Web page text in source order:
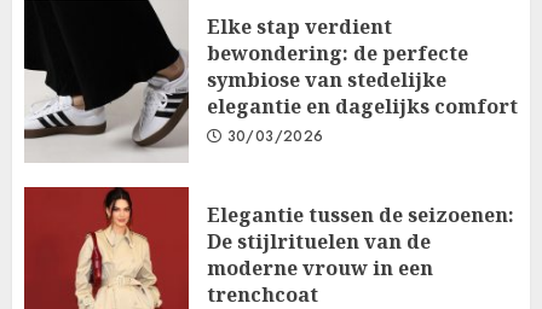
Elke stap verdient
bewondering: de perfecte
symbiose van stedelijke
elegantie en dagelijks comfort
30/03/2026
Elegantie tussen de seizoenen:
De stijlrituelen van de
moderne vrouw in een
trenchcoat